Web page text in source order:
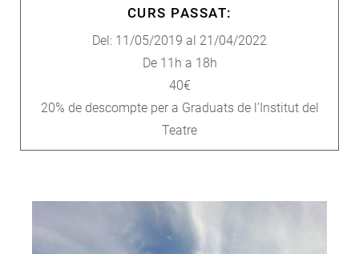
CURS PASSAT:
Del: 11/05/2019 al 21/04/2022
De 11h a 18h
40€
20% de descompte per a Graduats de l’Institut del
Teatre